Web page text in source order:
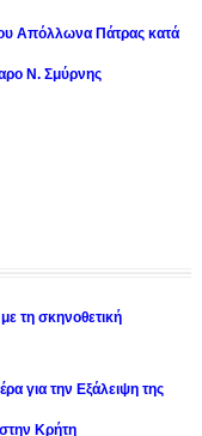
Απόλλωνα Πάτρας κατά
Ν. Σμύρνης
τη σκηνοθετική
για την Εξάλειψη της
Κρήτη